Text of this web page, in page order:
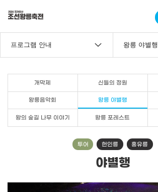
프로그램 안내 왕릉 야별행
개막제 신들의 정원
왕릉음악회 왕릉 야별행
왕의 숲길 나무 이야기 왕릉 포레스트
투어 헌인릉 홍유릉
야별행